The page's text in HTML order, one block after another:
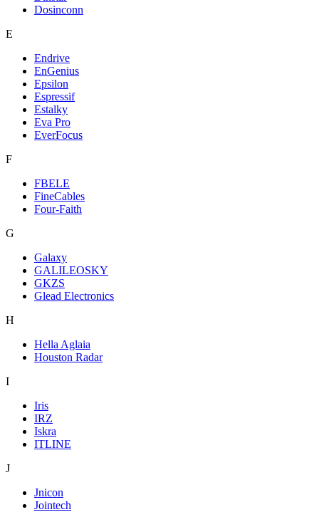
Dosinconn
E
Endrive
EnGenius
Epsilon
Espressif
Estalky
Eva Pro
EverFocus
F
FBELE
FineCables
Four-Faith
G
Galaxy
GALILEOSKY
GKZS
Glead Electronics
H
Hella Aglaia
Houston Radar
I
Iris
IRZ
Iskra
ITLINE
J
Jnicon
Jointech